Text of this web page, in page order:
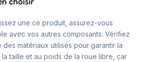
une ce produit, assurez-vous
avec vos autres composants. Vérifiez
des matériaux utilisés pour garantir la
taille et au poids de la roue libre, car